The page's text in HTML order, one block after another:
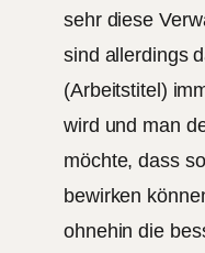
sehr diese
sind allerdings
(Arbeitstitel)
wird und man
möchte, dass
bewirken
ohnehin die